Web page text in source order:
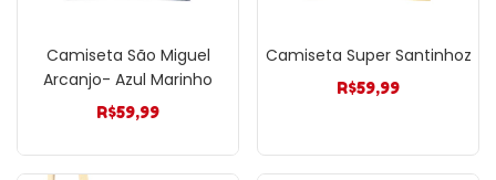
Camiseta São Miguel
Arcanjo- Azul Marinho
R$59,99
Camiseta Super Santinhoz
R$59,99